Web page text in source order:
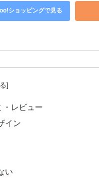
ショッピングで見る
・レビュー
イン
い